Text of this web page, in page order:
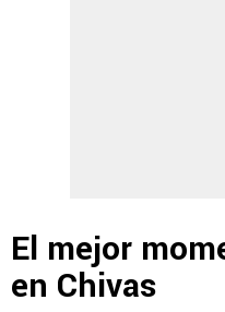
El mejor
en Chivas